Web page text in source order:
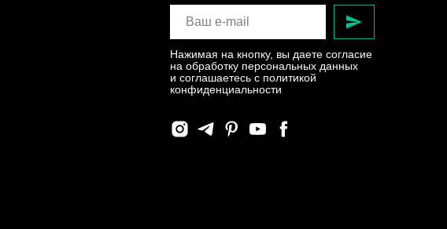
Нажимая на кнопку, вы даете согласие
на обработку персональных данных
и соглашаетесь c политикой
конфиденциальности